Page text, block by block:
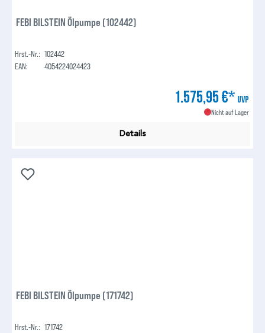
FEBI BILSTEIN Ölpumpe (102442)
Hrst.-Nr.: 102442
EAN:
4054224024423
1.575,95 €* UVP
Nicht auf Lager
Details
FEBI BILSTEIN Ölpumpe (171742)
Hrst.-Nr.: 171742